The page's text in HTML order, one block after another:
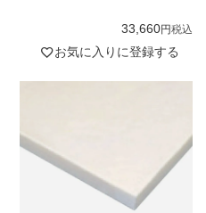
33,660 税込
お気に入りに登録する